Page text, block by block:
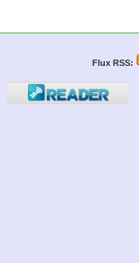
Flux RSS: